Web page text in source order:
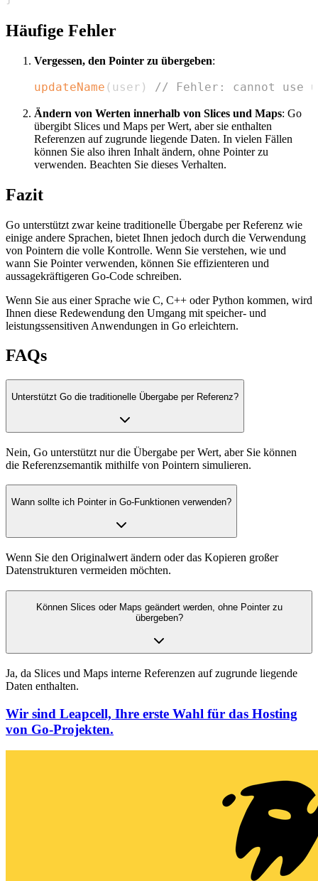
Häufige Fehler
Vergessen, den Pointer zu übergeben:
updateName ( user ) // Fehler: cannot use
Ändern von Werten innerhalb von Slices und Maps: Go
übergibt Slices und Maps per Wert, aber sie enthalten
Referenzen auf zugrunde liegende Daten. In vielen Fällen
können Sie also ihren Inhalt ändern, ohne Pointer zu
verwenden. Beachten Sie dieses Verhalten.
Fazit
Go unterstützt zwar keine traditionelle Übergabe per Referenz wie
einige andere Sprachen, bietet Ihnen jedoch durch die Verwendung
von Pointern die volle Kontrolle. Wenn Sie verstehen, wie und
wann Sie Pointer verwenden, können Sie effizienteren und
aussagekräftigeren Go-Code schreiben.
Wenn Sie aus einer Sprache wie C, C++ oder Python kommen, wird
Ihnen diese Redewendung den Umgang mit speicher- und
leistungssensitiven Anwendungen in Go erleichtern.
FAQs
Unterstützt Go die traditionelle Übergabe per Referenz?
Nein, Go unterstützt nur die Übergabe per Wert, aber Sie können
die Referenzsemantik mithilfe von Pointern simulieren.
Wann sollte ich Pointer in Go-Funktionen verwenden?
Wenn Sie den Originalwert ändern oder das Kopieren großer
Datenstrukturen vermeiden möchten.
Können Slices oder Maps geändert werden, ohne Pointer zu
übergeben?
Ja, da Slices und Maps interne Referenzen auf zugrunde liegende
Daten enthalten.
Wir sind Leapcell, Ihre erste Wahl für das Hosting
von Go-Projekten.